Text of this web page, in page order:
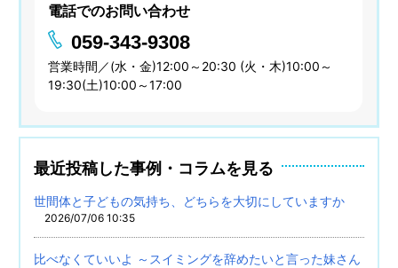
電話でのお問い合わせ
059-343-9308
営業時間／(水・金)12:00～20:30 (火・木)10:00～
19:30(土)10:00～17:00
最近投稿した事例・コラムを見る
世間体と子どもの気持ち、どちらを大切にしていますか
2026/07/06 10:35
比べなくていいよ ～スイミングを辞めたいと言った妹さん